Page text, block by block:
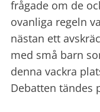
frågade om de
ovanliga regeln
nästan ett
med små barn
denna vackra
Debatten tändes